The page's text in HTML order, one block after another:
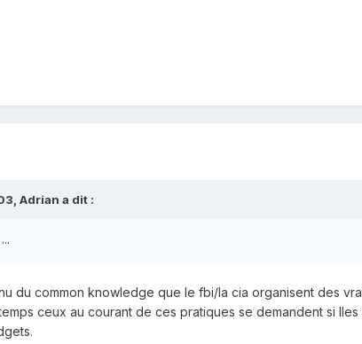
Adrian a dit :
du common knowledge que le fbi/la cia organisent des
ceux au courant de ces pratiques se demandent si